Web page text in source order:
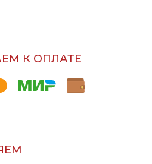
К ОПЛАТЕ